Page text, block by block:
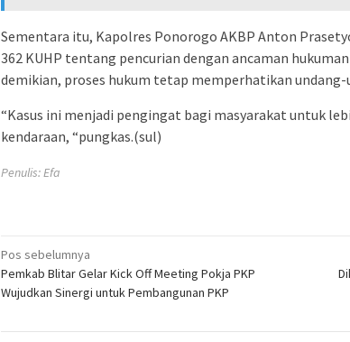
Sementara itu, Kapolres Ponorogo AKBP Anton
362 KUHP tentang pencurian dengan ancaman
demikian, proses hukum tetap memperhatikan undang-
“Kasus ini menjadi pengingat bagi masyarakat untuk
kendaraan, “pungkas.(sul)
Penulis: Efa
Navigasi
pos
Pos sebelumnya
Pemkab Blitar Gelar Kick Off Meeting Pokja PKP
Wujudkan Sinergi untuk Pembangunan PKP